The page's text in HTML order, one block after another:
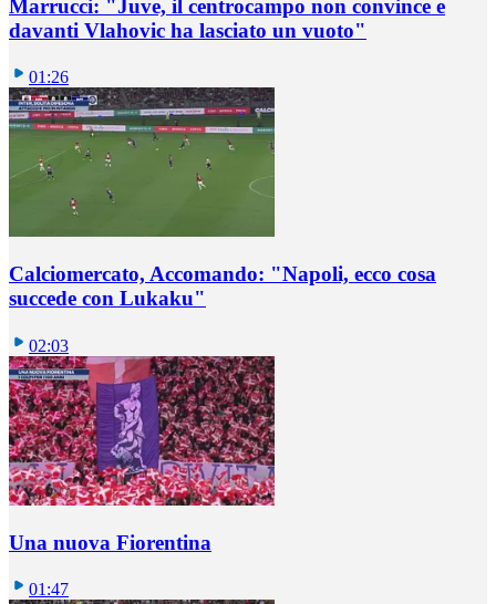
Marrucci: "Juve, il centrocampo non convince e
davanti Vlahovic ha lasciato un vuoto"
01:26
Calciomercato, Accomando: "Napoli, ecco cosa
succede con Lukaku"
02:03
Una nuova Fiorentina
01:47